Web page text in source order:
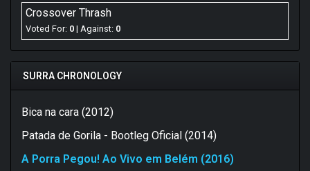
Crossover Thrash
Voted For: 0 | Against: 0
SURRA CHRONOLOGY
Bica na cara (2012)
Patada de Gorila - Bootleg Oficial (2014)
A Porra Pegou! Ao Vivo em Belém (2016)